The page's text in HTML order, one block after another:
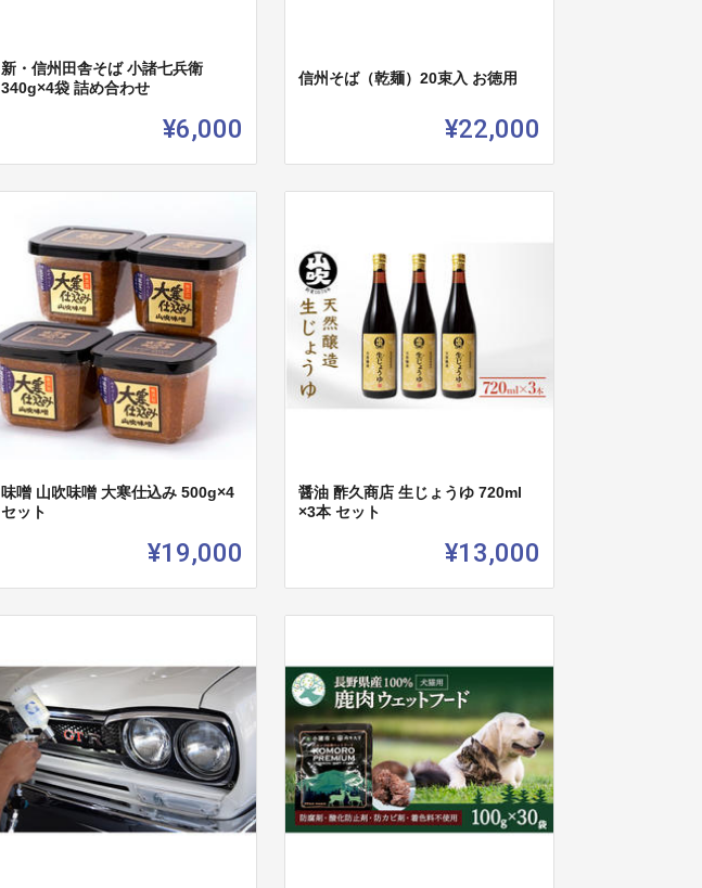
新・信州田舎そば 小諸七兵衛
340g×4袋 詰め合わせ
¥6,000
信州そば（乾麺）20束入 お徳用
¥22,000
味噌 山吹味噌 大寒仕込み 500g×4
セット
¥19,000
醤油 酢久商店 生じょうゆ 720ml
×3本 セット
¥13,000